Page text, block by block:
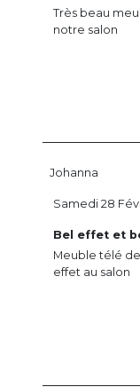
Très beau
notre salon
Johanna
Bel effet et
Meuble télé
effet au salon
Samedi 28